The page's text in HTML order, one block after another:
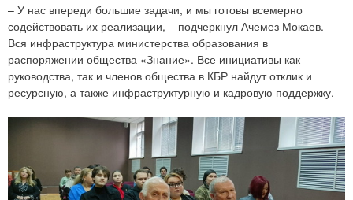
– У нас впереди большие задачи, и мы готовы всемерно
содействовать их реализации, – подчеркнул Ачемез Мокаев. –
Вся инфраструктура министерства образования в
распоряжении общества «Знание». Все инициативы как
руководства, так и членов общества в КБР найдут отклик и
ресурсную, а также инфраструктурную и кадровую поддержку.